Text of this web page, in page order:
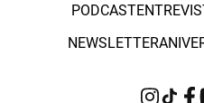
PODCAST
NEWSLETTER